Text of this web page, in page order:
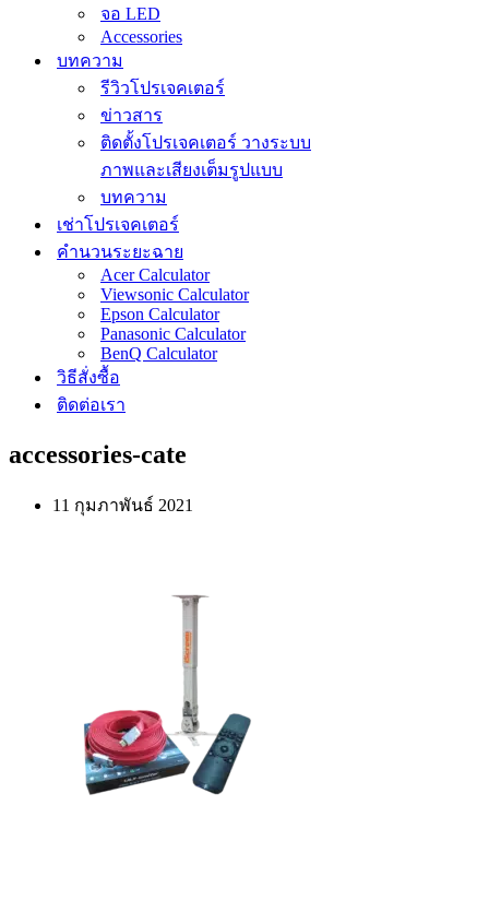
จอ LED
Accessories
บทความ
รีวิวโปรเจคเตอร์
ข่าวสาร
ติดตั้งโปรเจคเตอร์ วางระบบ
ภาพและเสียงเต็มรูปแบบ
บทความ
เช่าโปรเจคเตอร์
คำนวนระยะฉาย
Acer Calculator
Viewsonic Calculator
Epson Calculator
Panasonic Calculator
BenQ Calculator
วิธีสั่งซื้อ
ติดต่อเรา
accessories-cate
11 กุมภาพันธ์ 2021